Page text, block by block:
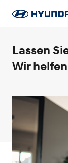
Lassen
Wir